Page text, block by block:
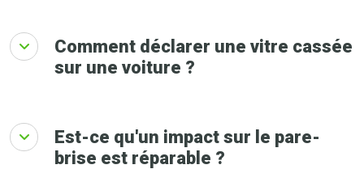
Comment déclarer une vitre cassée
sur une voiture ?
Est-ce qu'un impact sur le pare-
brise est réparable ?